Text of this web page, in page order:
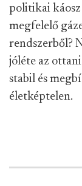
politikai
megfelelő
rendszerből?
jóléte az
stabil és
életképtelen.